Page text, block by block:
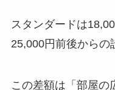
スタンダードは
25,000円前後からの
この差額は「部屋の